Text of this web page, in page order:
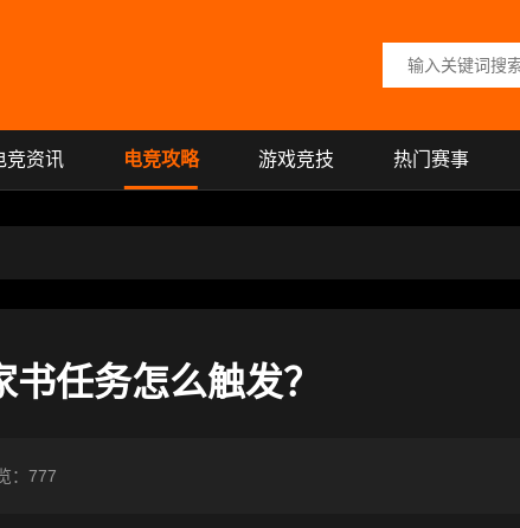
搜索关键词
竞资讯 电竞攻略 游戏竞技 热门赛事
任务怎么触发？
： 777